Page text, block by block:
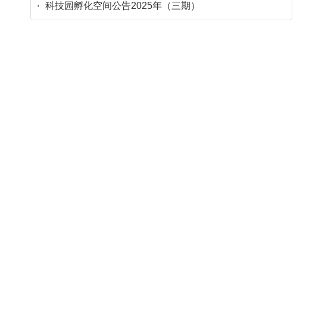
科技园孵化空间公告2025年（三期）